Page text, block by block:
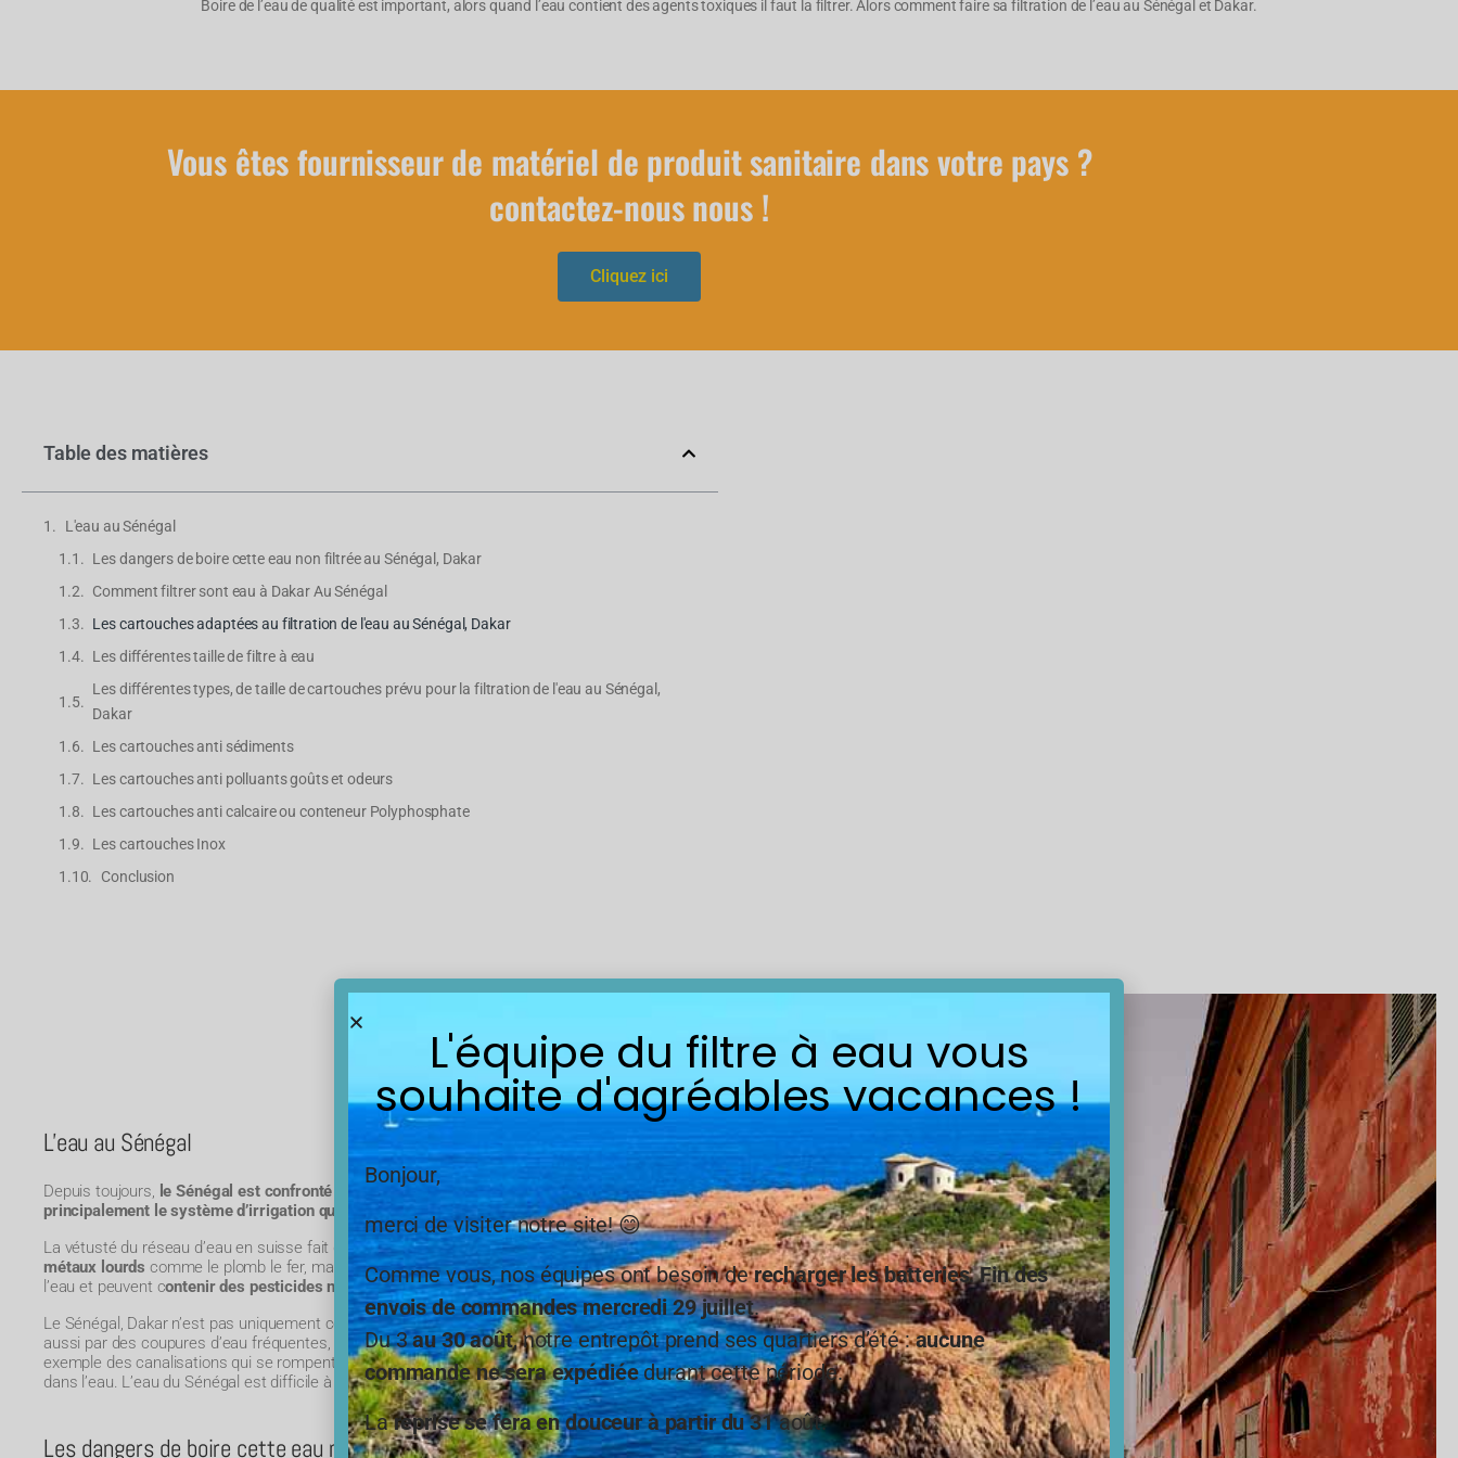
Boire de l’eau de qualité est important, alors quand l’eau contient des agents toxiques il faut la filtrer. Alors comment faire sa filtration de l’eau au Sénégal et Dakar.
Vous êtes fournisseur de matériel de produit sanitaire dans votre pays ?
contactez-nous nous !
Cliquez ici
Table des matières
L'eau au Sénégal
Les dangers de boire cette eau non filtrée au Sénégal, Dakar
Comment filtrer sont eau à Dakar Au Sénégal
Les cartouches adaptées au filtration de l'eau au Sénégal, Dakar
Les différentes taille de filtre à eau
Les différentes types, de taille de cartouches prévu pour la filtration de l'eau au Sénégal,
Dakar
Les cartouches anti sédiments
Les cartouches anti polluants goûts et odeurs
Les cartouches anti calcaire ou conteneur Polyphosphate
Les cartouches Inox
Conclusion
L'eau au Sénégal
Depuis toujours, le Sénégal est confronté à une eau de qualité moyenne , la
cause étant
principalement le système d’irrigation qui est très ancien
La vétusté du réseau d’eau en suisse fait que l’eau charriebeaucoup de polluant tels que des
métaux lourds comme le plomb le fer, mais aussi du fait des pluies qui traversent les sols
l’eau et peuvent contenir des pesticides nocifs pour la santé.
Le Sénégal, Dakar n’est pas uniquement confrontés à un problème de qualité d’eau, mais
aussi par des coupures d’eau fréquentes, d’ampleurs et d’origines variées, comme par
exemple des canalisations qui se rompent entraîne une coupure, mais aussi des polluants
dans l’eau. L’eau du Sénégal est difficile à avoir et à boire.
Les dangers de boire cette eau non filtrée au Sénégal, Dakar
L'équipe du filtre à eau vous
souhaite d'agréables vacances !
Bonjour,
merci de visiter notre site! 😊
Comme vous, nos équipes ont besoin derecharger les batteries.Fin des
envois de commandes mercredi 29 juillet.
Du 3au 30 août, notre entrepôt prend ses quartiers d’été :aucune
commande ne sera expédiéedurant cette période.
Lareprise se fera en douceur à partir du 31août.